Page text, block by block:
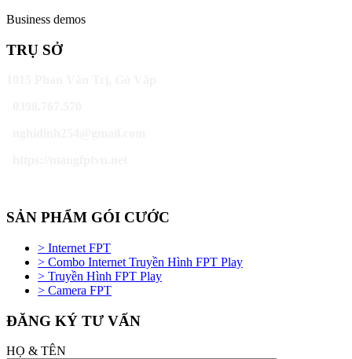
Business demos
TRỤ SỞ
SẢN PHẨM GÓI CƯỚC
> Internet FPT
> Combo Internet Truyền Hình FPT Play
> Truyền Hình FPT Play
> Camera FPT
ĐĂNG KÝ TƯ VẤN
HỌ & TÊN